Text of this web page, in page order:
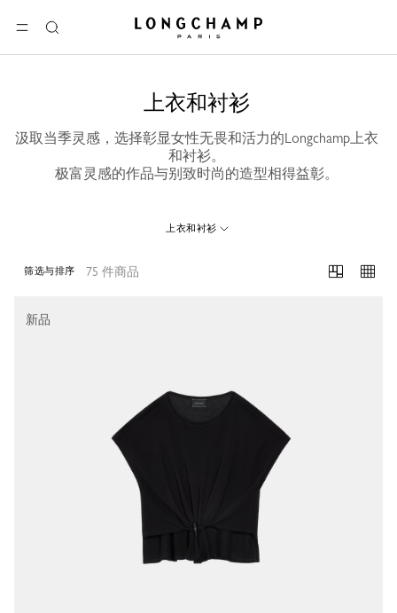
选单
搜
索
Longchamp - 主页
上衣和衬衫
汲取当季灵感，选择彰显女性无畏和活力的Longchamp上衣
和衬衫。
极富灵感的作品与别致时尚的造型相得益彰。
上衣和衬衫
75 件商品
筛选与排序
新品